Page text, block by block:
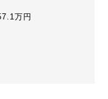
万円